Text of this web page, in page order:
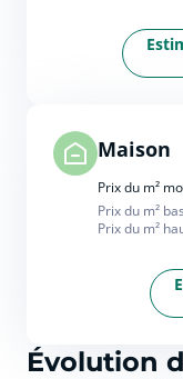
Maison
Prix du m²
Prix du m²
Prix du m²
Évolution